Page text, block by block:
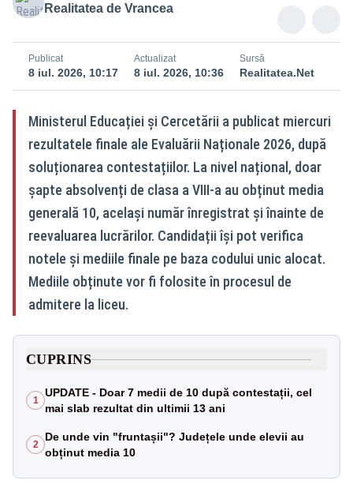
Realitatea de Vrancea
Publicat
8 iul. 2026, 10:17
Actualizat
8 iul. 2026, 10:36
Sursă
Realitatea.Net
Ministerul Educației și Cercetării a publicat miercuri
rezultatele finale ale Evaluării Naționale 2026, după
soluționarea contestațiilor. La nivel național, doar
șapte absolvenți de clasa a VIII-a au obținut media
generală 10, același număr înregistrat și înainte de
reevaluarea lucrărilor. Candidații își pot verifica
notele și mediile finale pe baza codului unic alocat.
Mediile obținute vor fi folosite în procesul de
admitere la liceu.
CUPRINS
1
UPDATE - Doar 7 medii de 10 după contestații, cel
mai slab rezultat din ultimii 13 ani
2
De unde vin "fruntașii"? Județele unde elevii au
obținut media 10